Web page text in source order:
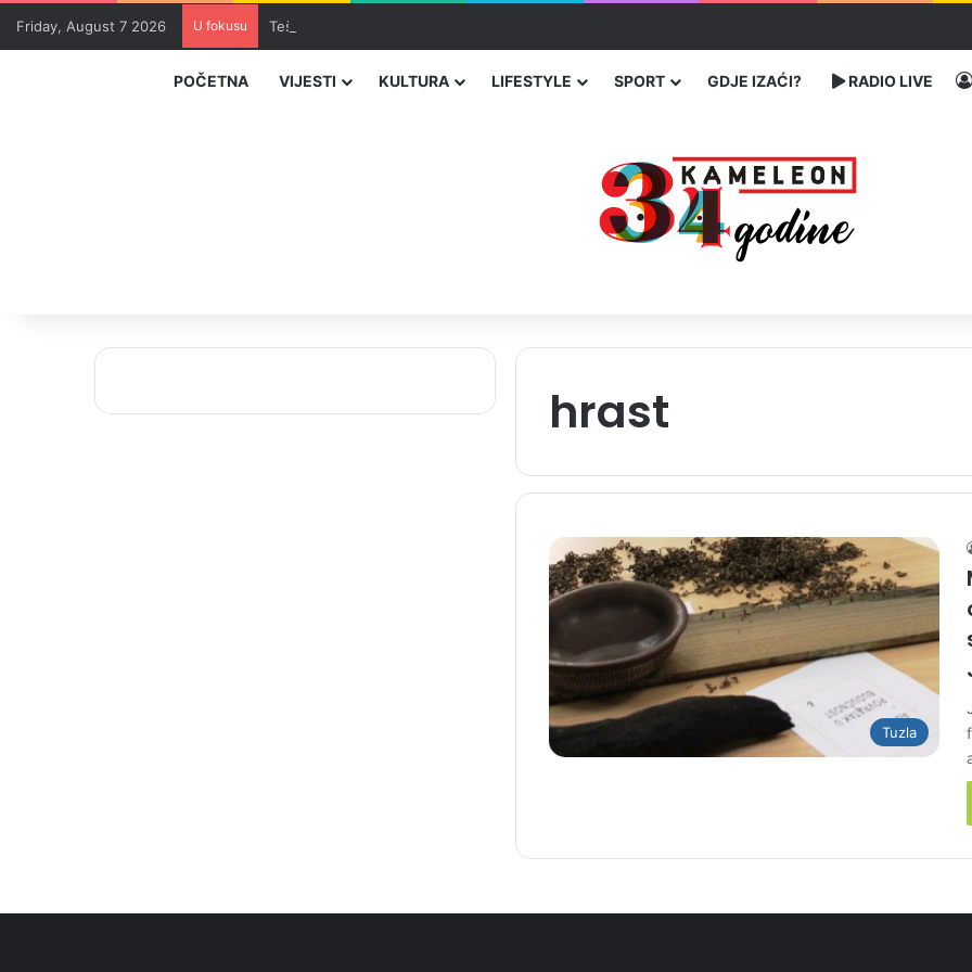
Friday, August 7 2026 U fokusu Teška nesreća kod Tomislavgrada: Četiri osobe teško povrijeđene
POČETNA VIJESTI KULTURA LIFESTYLE SPORT GDJE IZAĆI? RADIO LIVE
hrast
Tuzla